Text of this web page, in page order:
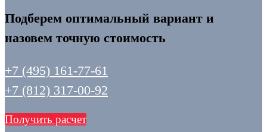
Подберем оптимальный вариант и
назовем точную стоимость
+7 (495) 161-77-61
+7 (812) 317-00-92
Получить расчет